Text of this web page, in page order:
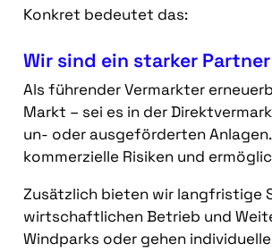
Konkret bedeutet das:
Wir sind ein starker
Als führender Vermarkter
Markt – sei es in der
un- oder ausgeförderten
kommerzielle Risiken und
Zusätzlich bieten wir langfristige
wirtschaftlichen Betrieb und
Windparks oder gehen